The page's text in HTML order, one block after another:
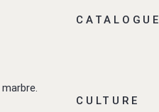
CATALOGUE
CULTURE